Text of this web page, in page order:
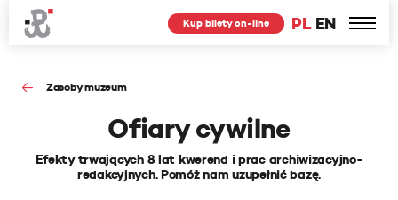
PL EN
Kup bilety on-line
Zasoby muzeum
Ofiary cywilne
Efekty trwających 8 lat kwerend i prac archiwizacyjno-
redakcyjnych. Pomóż nam uzupełnić bazę.